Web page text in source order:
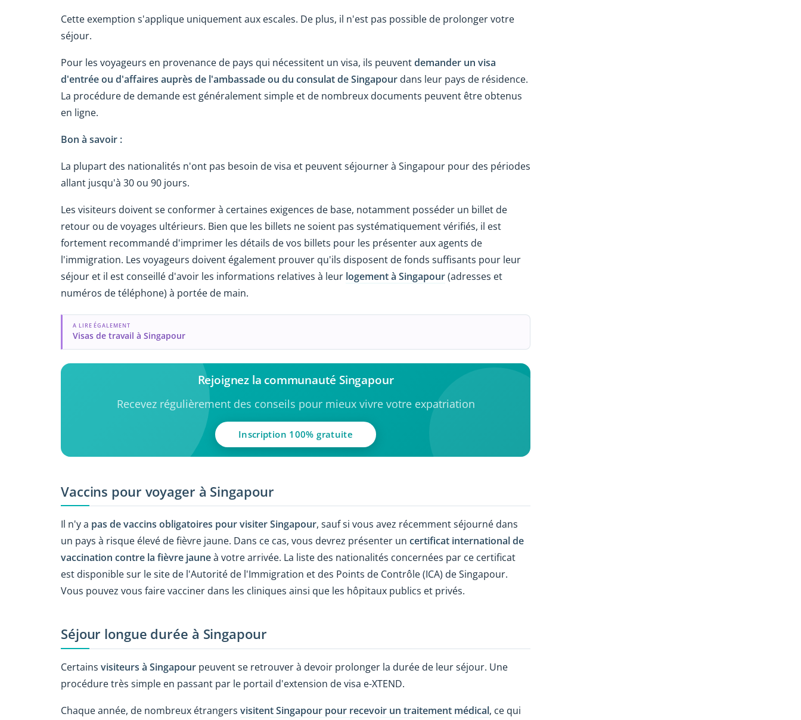
Cette exemption s'applique uniquement aux escales. De plus, il n'est pas possible de prolonger votre
séjour.
Pour les voyageurs en provenance de pays qui nécessitent un visa, ils peuventdemander un visa
d'entrée ou d'affaires auprès de l'ambassade ou du consulat de Singapour dans leur pays de résidence.
La procédure de demande est généralement simple et de nombreux documents peuvent être obtenus
en ligne.
Bon à savoir :
La plupart des nationalités n'ont pas besoin de visa et peuvent séjourner à Singapour pour des périodes
allant jusqu'à 30 ou 90 jours.
Les visiteurs doivent se conformer à certaines exigences de base, notamment posséder un billet de
retour ou de voyages ultérieurs. Bien que les billets ne soient pas systématiquement vérifiés, il est
fortement recommandé d'imprimer les détails de vos billets pour les présenter aux agents de
l'immigration. Les voyageurs doivent également prouver qu'ils disposent de fonds suffisants pour leur
séjour et il est conseillé d'avoir les informations relatives à leur logement à Singapour(adresses et
numéros de téléphone) à portée de main.
A LIRE ÉGALEMENT
Visas de travail à Singapour
Rejoignez la communauté Singapour
Recevez régulièrement des conseils pour mieux vivre votre expatriation
Inscription 100% gratuite
Vaccins pour voyager à Singapour
Il n'y a pas de vaccins obligatoires pour visiter Singapour, sauf si vous avez récemment séjourné dans
un pays à risque élevé de fièvre jaune. Dans ce cas, vous devrez présenter un certificat international de
vaccination contre la fièvre jauneà votre arrivée. La liste des nationalités concernées par ce certificat
est disponible sur le site de l'Autorité de l'Immigration et des Points de Contrôle (ICA) de Singapour.
Vous pouvez vous faire vacciner dans les cliniques ainsi que les hôpitaux publics et privés.
Séjour longue durée à Singapour
Certains visiteurs à Singapour peuvent se retrouver à devoir prolonger la durée de leur séjour. Une
procédure très simple en passant par le portail d'extension de visa e-XTEND.
Chaque année, de nombreux étrangers visitent Singapour pour recevoir un traitement médical, ce qui